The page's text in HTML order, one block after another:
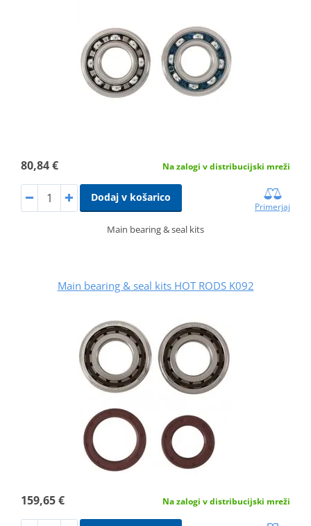
80,84 € Na zalogi v distribucijski mreži
Dodaj v košarico
Primerjaj
Main bearing & seal kits
Main bearing & seal kits HOT RODS K092
159,65 € Na zalogi v distribucijski mreži